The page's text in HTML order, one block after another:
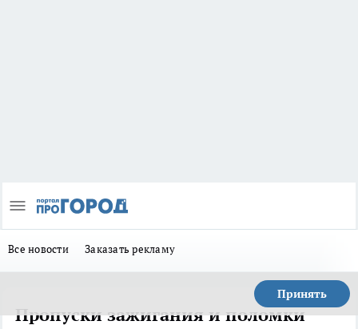
Все новости Заказать рекламу
Принять
Пропуски зажигания и поломки